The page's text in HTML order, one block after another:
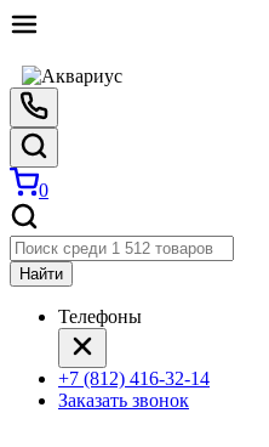
0
Найти
Телефоны
+7 (812) 416-32-14
Заказать звонок